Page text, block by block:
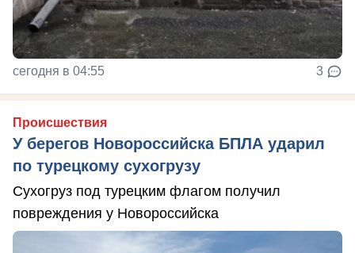
сегодня в 04:55 3
Происшествия
У берегов Новороссийска БПЛА ударил
по турецкому сухогрузу
Сухогруз под турецким флагом получил
повреждения у Новороссийска